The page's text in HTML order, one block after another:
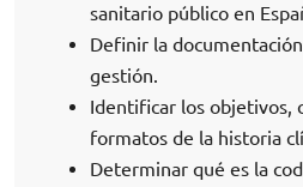
sanitario público en
Definir la
gestión.
Identificar los objetivos,
formatos de la historia
Determinar qué es la